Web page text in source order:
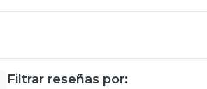
Filtrar reseñas por: